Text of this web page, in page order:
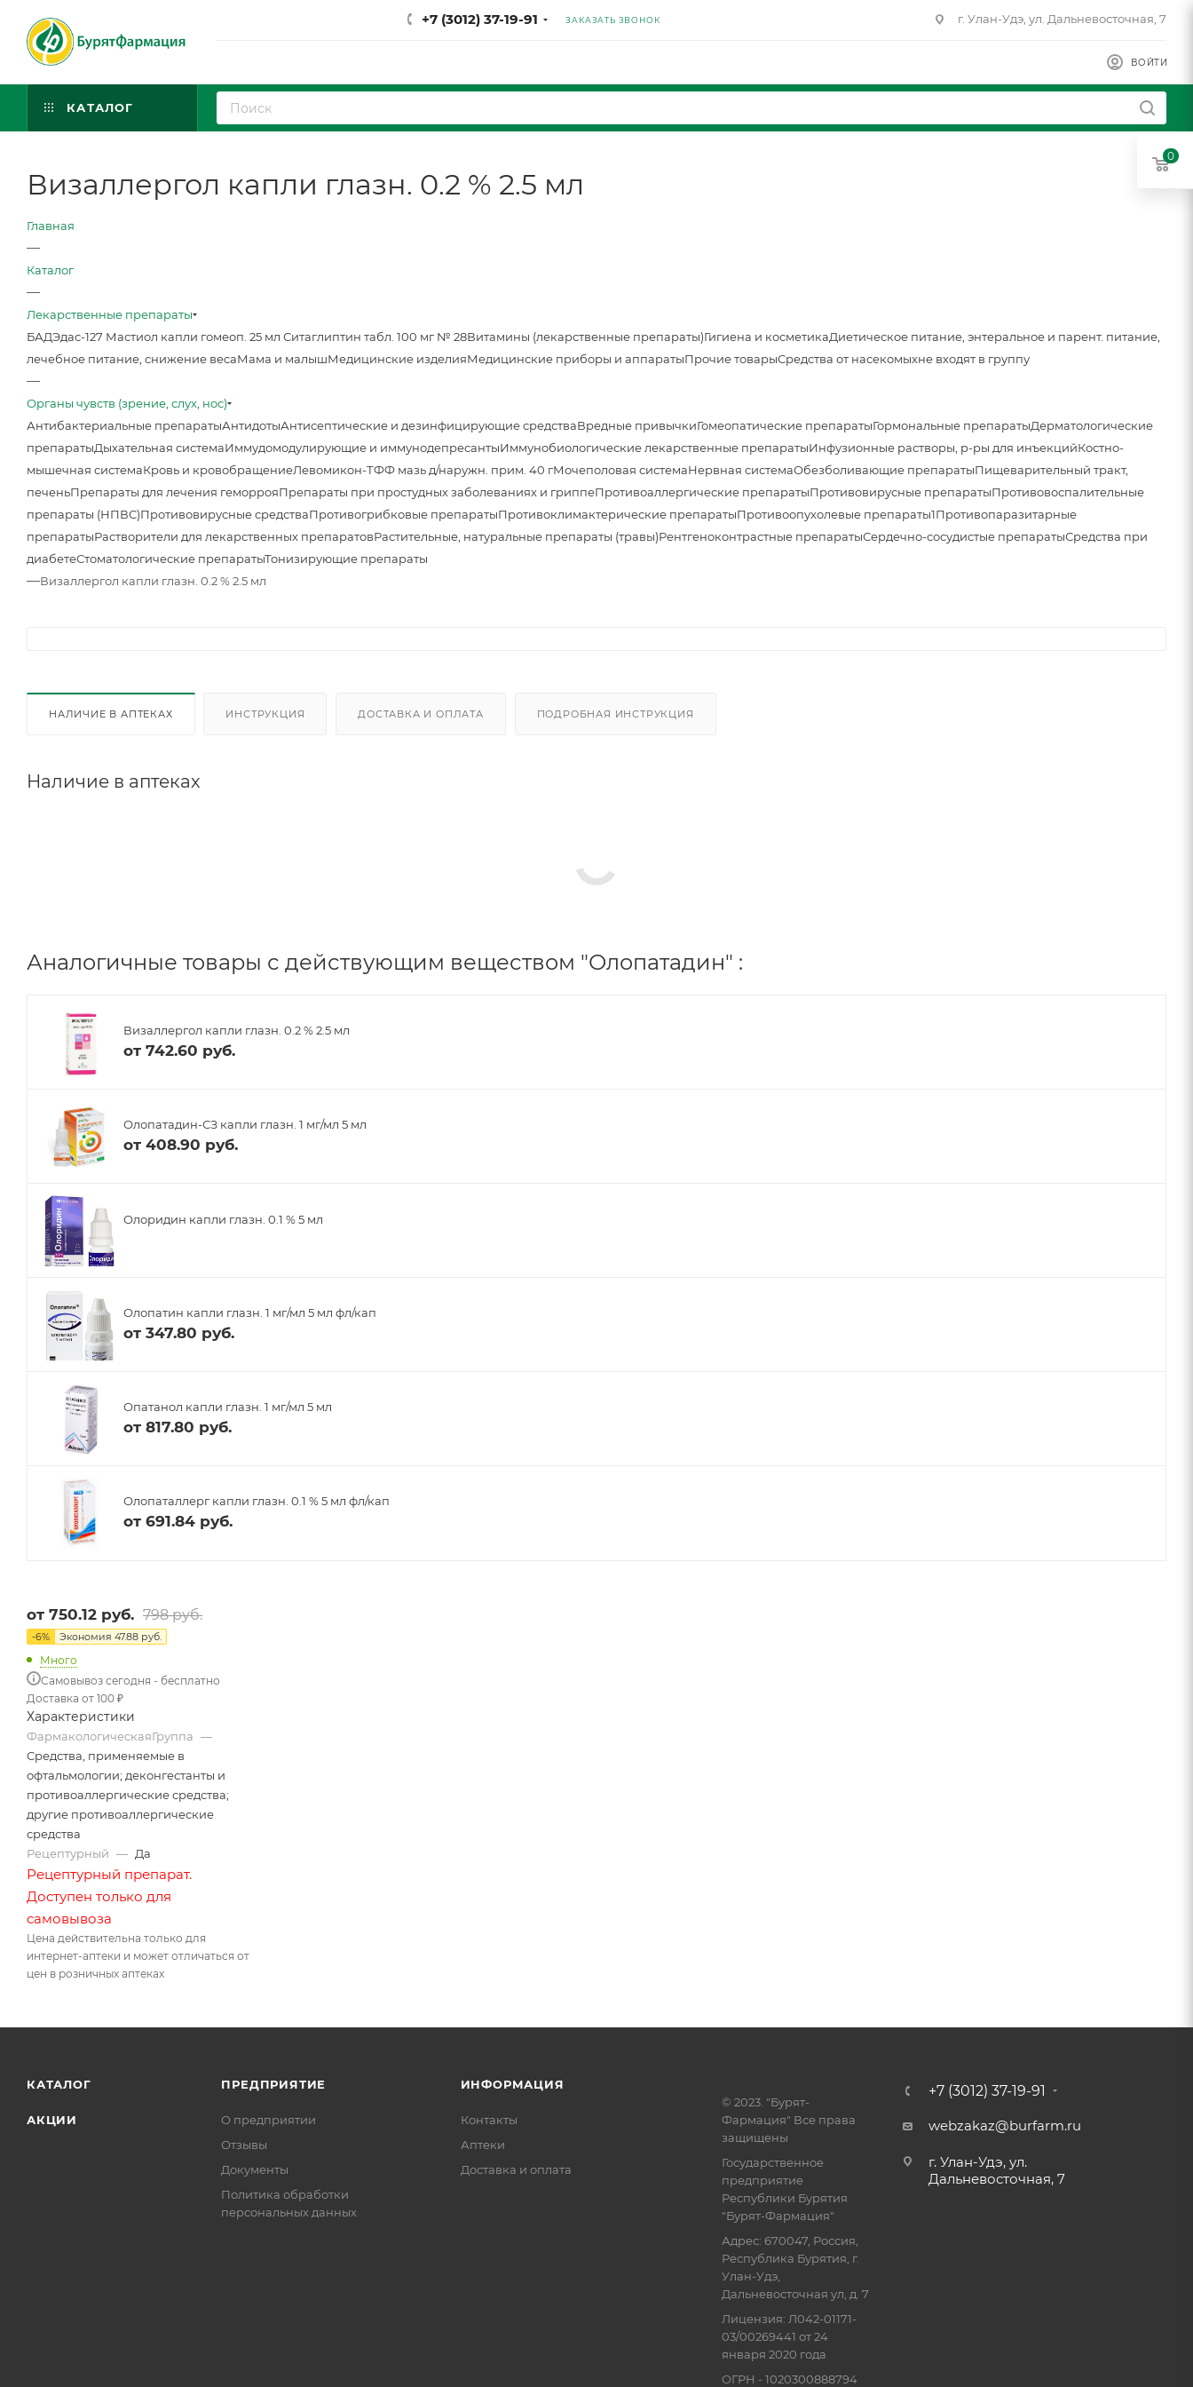
+7 (3012) 37-19-91 ЗАКАЗАТЬ ЗВОНОК г. Улан-Удэ, ул. Дальневосточная, 7
ВОЙТИ
КАТАЛОГ
Визаллергол капли глазн. 0.2 % 2.5 мл
Главная
—
Каталог
—
Лекарственные препараты
БАДЭдас-127 Мастиол капли гомеоп. 25 мл Ситаглиптин табл. 100 мг № 28Витамины (лекарственные препараты)Гигиена и косметикаДиетическое питание, энтеральное и парент. питание,
лечебное питание, снижение весаМама и малышМедицинские изделияМедицинские приборы и аппаратыПрочие товарыСредства от насекомыхне входят в группу
—
Органы чувств (зрение, слух, нос)
Антибактериальные препаратыАнтидотыАнтисептические и дезинфицирующие средстваВредные привычкиГомеопатические препаратыГормональные препаратыДерматологические
препаратыДыхательная системаИммудомодулирующие и иммунодепресантыИммунобиологические лекарственные препаратыИнфузионные растворы, р-ры для инъекцийКостно-
мышечная системаКровь и кровобращениеЛевомикон-ТФФ мазь д/наружн. прим. 40 гМочеполовая системаНервная системаОбезболивающие препаратыПищеварительный тракт,
печеньПрепараты для лечения геморрояПрепараты при простудных заболеваниях и гриппеПротивоаллергические препаратыПротивовирусные препаратыПротивовоспалительные
препараты (НПВС)Противовирусные средстваПротивогрибковые препаратыПротивоклимактерические препаратыПротивоопухолевые препараты1Противопаразитарные
препаратыРастворители для лекарственных препаратовРастительные, натуральные препараты (травы)Рентгеноконтрастные препаратыСердечно-сосудистые препаратыСредства при
диабетеСтоматологические препаратыТонизирующие препараты
—Визаллергол капли глазн. 0.2 % 2.5 мл
НАЛИЧИЕ В АПТЕКАХ ИНСТРУКЦИЯ ДОСТАВКА И ОПЛАТА ПОДРОБНАЯ ИНСТРУКЦИЯ
Наличие в аптеках
Аналогичные товары с действующим веществом "Олопатадин" :
Визаллергол капли глазн. 0.2 % 2.5 мл
от 742.60 руб.
Олопатадин-СЗ капли глазн. 1 мг/мл 5 мл
от 408.90 руб.
Олоридин капли глазн. 0.1 % 5 мл
Олопатин капли глазн. 1 мг/мл 5 мл фл/кап
от 347.80 руб.
Опатанол капли глазн. 1 мг/мл 5 мл
от 817.80 руб.
Олопаталлерг капли глазн. 0.1 % 5 мл фл/кап
от 691.84 руб.
от 750.12 руб. 798 руб.
-6% Экономия 47.88 руб.
Много
Самовывоз сегодня - бесплатно
Доставка от 100 ₽
Характеристики
ФармакологическаяГруппа —
Средства, применяемые в
офтальмологии; деконгестанты и
противоаллергические средства;
другие противоаллергические
средства
Рецептурный — Да
Рецептурный препарат.
Доступен только для
самовывоза
Цена действительна только для
интернет-аптеки и может отличаться от
цен в розничных аптеках
КАТАЛОГ
АКЦИИ
ПРЕДПРИЯТИЕ
О предприятии
Отзывы
Документы
Политика обработки
персональных данных
ИНФОРМАЦИЯ
Контакты
Аптеки
Доставка и оплата
© 2023. "Бурят-
Фармация" Все права
защищены
Государственное
предприятие
Республики Бурятия
"Бурят-Фармация"
Адрес: 670047, Россия,
Республика Бурятия, г.
Улан-Удэ,
Дальневосточная ул, д. 7
Лицензия: Л042-01171-
03/00269441 от 24
января 2020 года
ОГРН - 1020300888794
+7 (3012) 37-19-91
webzakaz@burfarm.ru
г. Улан-Удэ, ул.
Дальневосточная, 7
0